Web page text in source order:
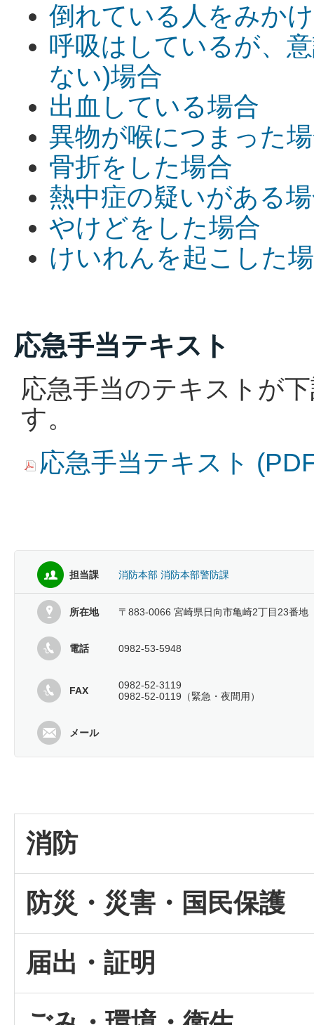
倒れている人をみか
呼吸はしているが、
ない)場合
出血している場合
異物が喉につまった
骨折をした場合
熱中症の疑いがある
やけどをした場合
けいれんを起こした
応急手当テキスト
応急手当のテキストが
す。
応急手当テキスト
担当課 消防本部 消防本部警防課
所在地 〒883-0066 宮崎県日向市亀崎2丁目23番地
電話 0982-53-5948
FAX
0982-52-3119
0982-52-0119（緊急・夜間用）
メール
消防
防災・災害・国民保護
届出・証明